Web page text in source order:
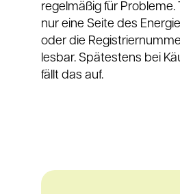
regelmäßig für Probleme.
nur eine Seite des
oder die
lesbar. Spätestens bei
fällt das auf.